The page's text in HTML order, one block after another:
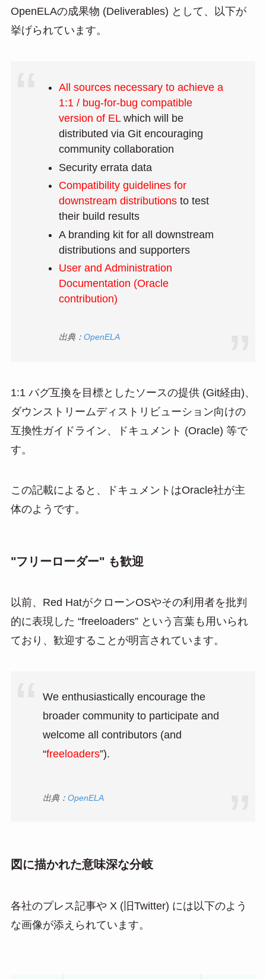
OpenELAの成果物 (Deliverables) として、以下が
挙げられています。
All sources necessary to achieve a
1:1 / bug-for-bug compatible
version of ELwhich will be
distributed via Git encouraging
community collaboration
Security errata data
Compatibility guidelines for
downstream distributionsto test
their build results
A branding kit for all downstream
distributions and supporters
User and Administration
Documentation (Oracle
contribution)
出典： OpenELA
1:1 バグ互換を目標としたソースの提供 (Git経由)、
ダウンストリームディストリビューション向けの
互換性ガイドライン、ドキュメント (Oracle) 等で
す。
この記載によると、ドキュメントはOracle社が主
体のようです。
"フリーローダー" も歓迎
以前、Red HatがクローンOSやその利用者を批判
的に表現した “freeloaders” という言葉も用いられ
ており、歓迎することが明言されています。
We enthusiastically encourage the
broader community to participate and
welcome all contributors (and
“freeloaders”).
出典： OpenELA
図に描かれた意味深な分岐
各社のプレス記事や X (旧Twitter) には以下のよう
な画像が添えられています。